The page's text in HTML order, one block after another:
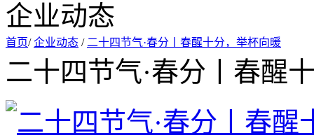
企业动态
首页/ 企业动态 / 二十四节气·春分丨春醒十分，举杯向暖
二十四节气·春分丨春醒